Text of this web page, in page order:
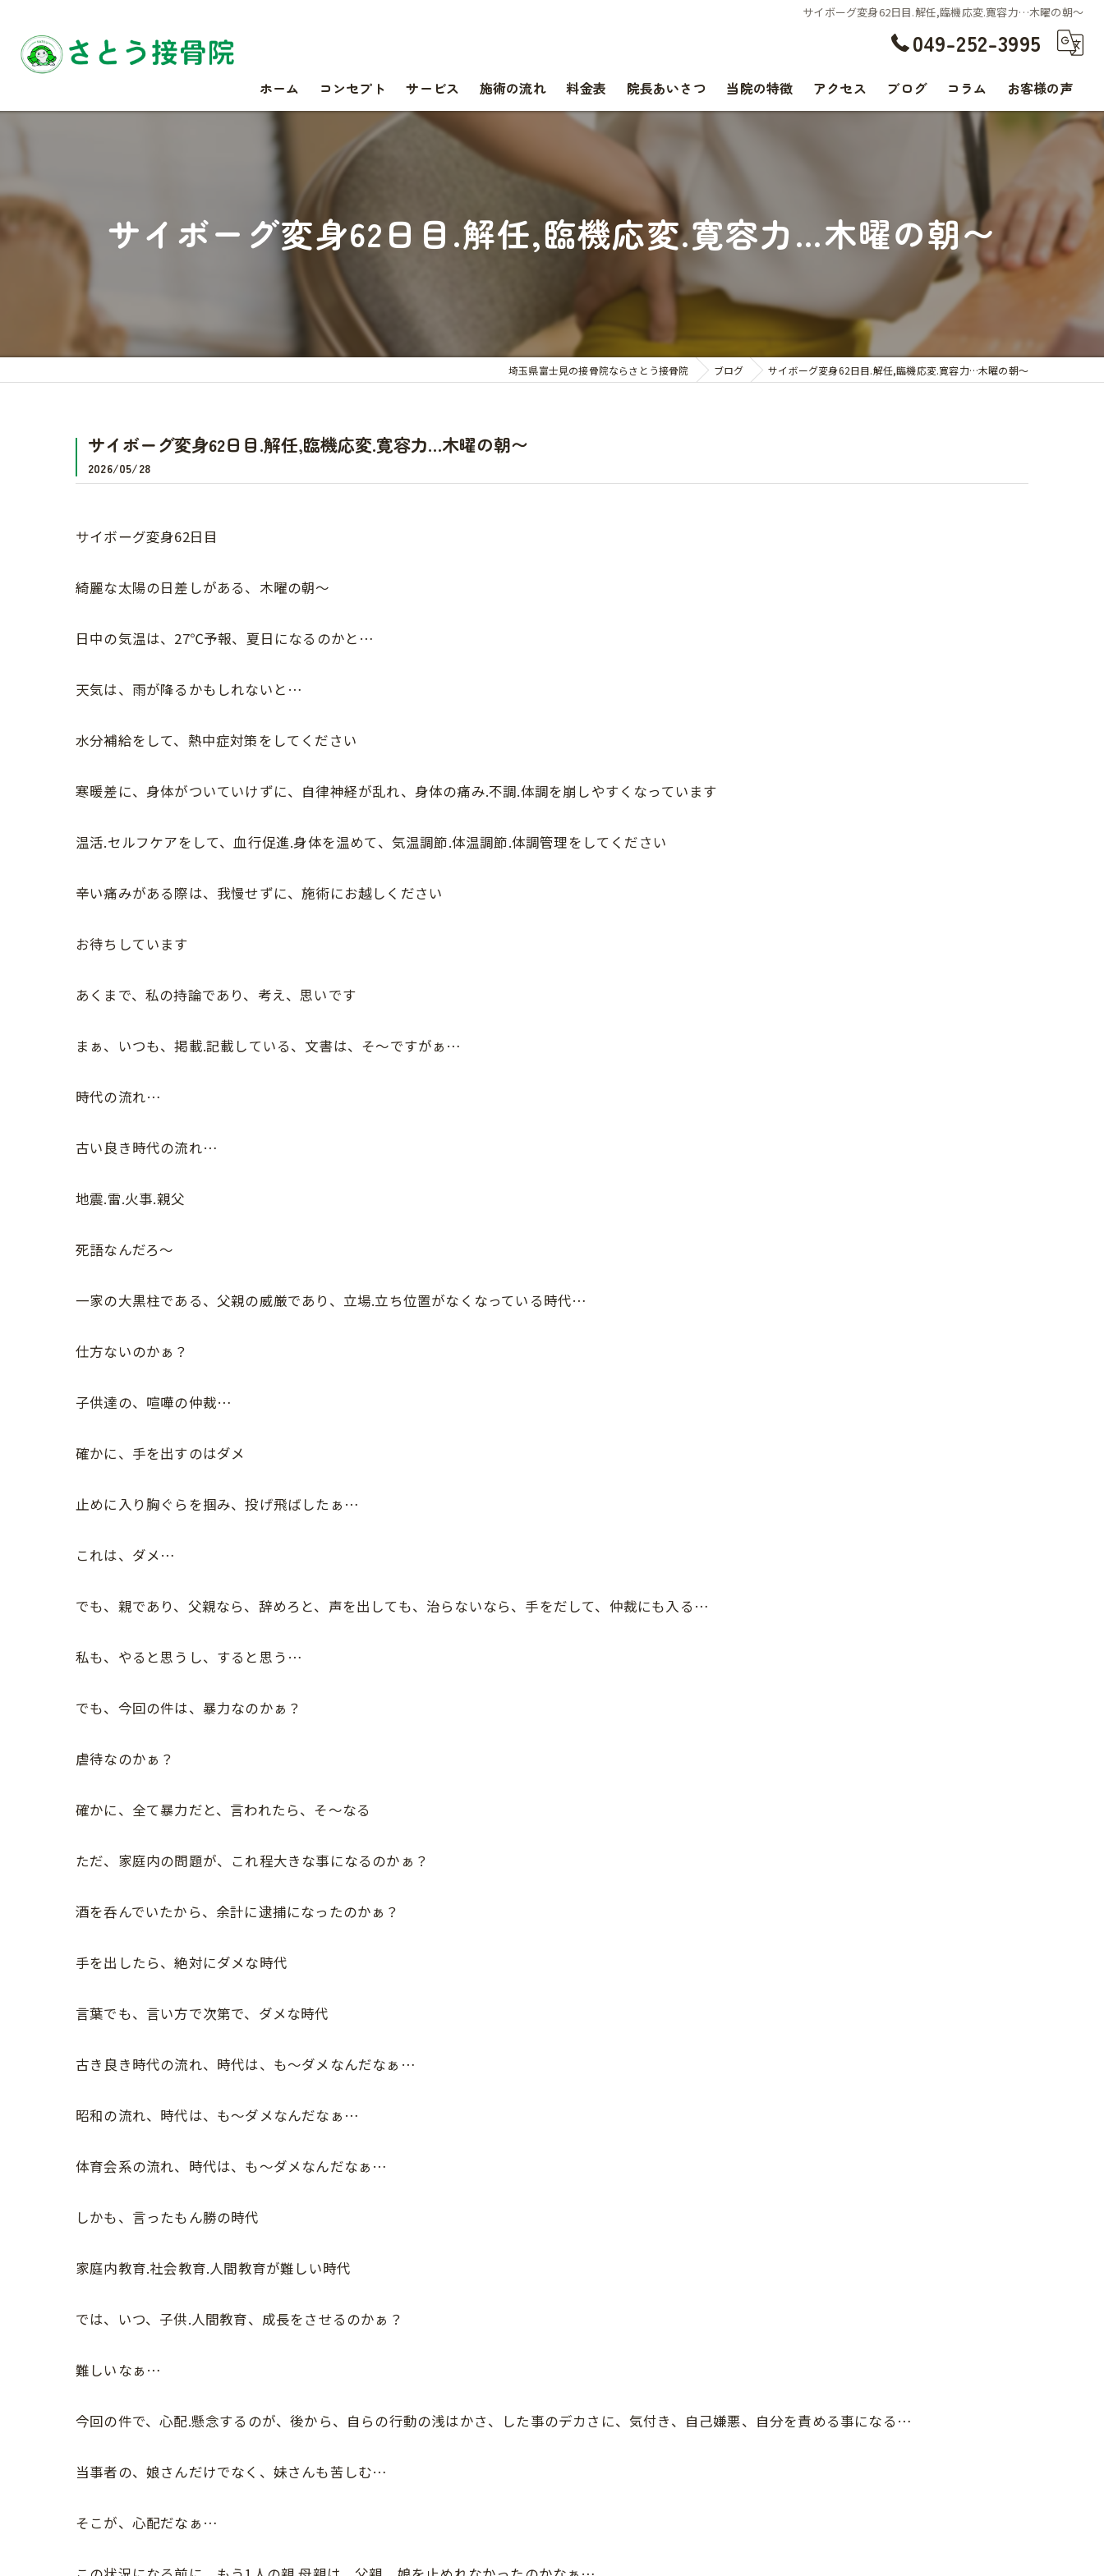
サイボーグ変身62日目.解任,臨機応変.寛容力…木曜の朝〜
049-252-3995
ホーム コンセプト サービス 施術の流れ 料金表 院長あいさつ 当院の特徴
肩こり
スポーツ
アクセス ブログ コラム お客様の声
サイボーグ変身62日目.解任,臨機応変.寛容力…木曜の朝〜
埼玉県富士見の接骨院ならさとう接骨院 ブログ サイボーグ変身62日目.解任,臨機応変.寛容力…木曜の朝〜
サイボーグ変身62日目.解任,臨機応変.寛容力…木曜の朝〜
2026/05/28
サイボーグ変身62日目
綺麗な太陽の日差しがある、木曜の朝〜
日中の気温は、27℃予報、夏日になるのかと…
天気は、雨が降るかもしれないと…
水分補給をして、熱中症対策をしてください
寒暖差に、身体がついていけずに、自律神経が乱れ、身体の痛み.不調.体調を崩しやすくなっています
温活.セルフケアをして、血行促進.身体を温めて、気温調節.体温調節.体調管理をしてください
辛い痛みがある際は、我慢せずに、施術にお越しください
お待ちしています
あくまで、私の持論であり、考え、思いです
まぁ、いつも、掲載.記載している、文書は、そ〜ですがぁ…
時代の流れ…
古い良き時代の流れ…
地震.雷.火事.親父
死語なんだろ〜
一家の大黒柱である、父親の威厳であり、立場.立ち位置がなくなっている時代…
仕方ないのかぁ？
子供達の、喧嘩の仲裁…
確かに、手を出すのはダメ
止めに入り胸ぐらを掴み、投げ飛ばしたぁ…
これは、ダメ…
でも、親であり、父親なら、辞めろと、声を出しても、治らないなら、手をだして、仲裁にも入る…
私も、やると思うし、すると思う…
でも、今回の件は、暴力なのかぁ？
虐待なのかぁ？
確かに、全て暴力だと、言われたら、そ〜なる
ただ、家庭内の問題が、これ程大きな事になるのかぁ？
酒を呑んでいたから、余計に逮捕になったのかぁ？
手を出したら、絶対にダメな時代
言葉でも、言い方で次第で、ダメな時代
古き良き時代の流れ、時代は、も〜ダメなんだなぁ…
昭和の流れ、時代は、も〜ダメなんだなぁ…
体育会系の流れ、時代は、も〜ダメなんだなぁ…
しかも、言ったもん勝の時代
家庭内教育.社会教育.人間教育が難しい時代
では、いつ、子供.人間教育、成長をさせるのかぁ？
難しいなぁ…
今回の件で、心配.懸念するのが、後から、自らの行動の浅はかさ、した事のデカさに、気付き、自己嫌悪、自分を責める事になる…
当事者の、娘さんだけでなく、妹さんも苦しむ…
そこが、心配だなぁ…